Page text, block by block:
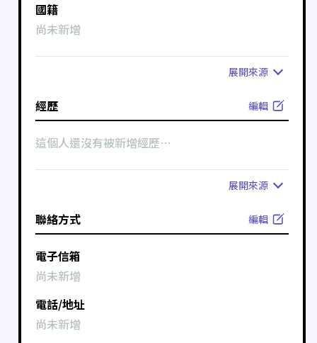
國籍
尚未新增
展開來源
經歷 編輯
這個人還沒有被新增經歷⋯
展開來源
聯絡方式 編輯
電子信箱
尚未新增
電話/地址
尚未新增